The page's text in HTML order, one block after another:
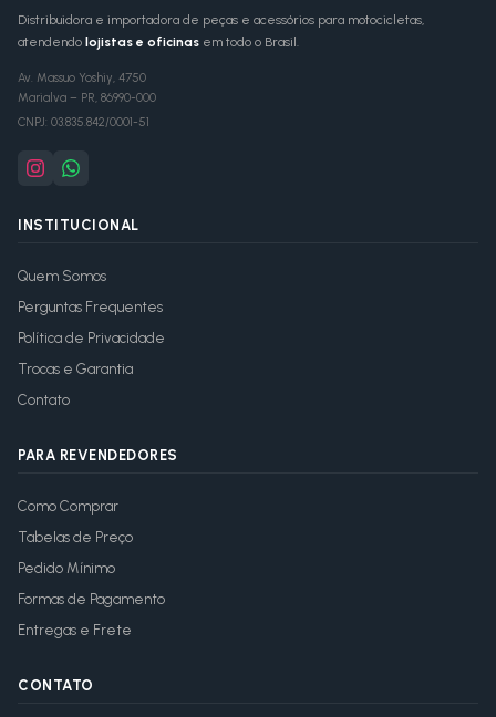
Distribuidora e importadora de peças e acessórios para motocicletas,
atendendo lojistas e oficinas em todo o Brasil.
Av. Massuo Yoshiy, 4750
Marialva – PR, 86990-000
CNPJ: 03.835.842/0001-51
INSTITUCIONAL
Quem Somos
Perguntas Frequentes
Política de Privacidade
Trocas e Garantia
Contato
PARA REVENDEDORES
Como Comprar
Tabelas de Preço
Pedido Mínimo
Formas de Pagamento
Entregas e Frete
CONTATO